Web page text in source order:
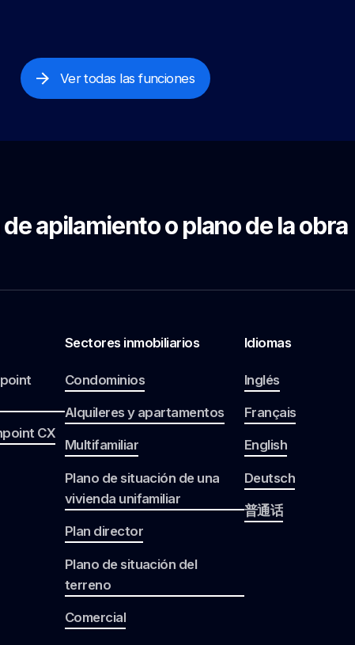
Ver todas las funciones
apilamiento o plano de la obra
CX
Sectores inmobiliarios
Condominios
Alquileres y apartamentos
Multifamiliar
Plano de situación de una
vivienda unifamiliar
Plan director
Plano de situación del
terreno
Comercial
Idiomas
Inglés
Français
English
Deutsch
普通话